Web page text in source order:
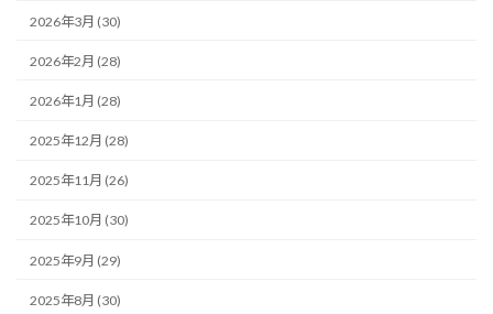
2026年3月 (30)
2026年2月 (28)
2026年1月 (28)
2025年12月 (28)
2025年11月 (26)
2025年10月 (30)
2025年9月 (29)
2025年8月 (30)